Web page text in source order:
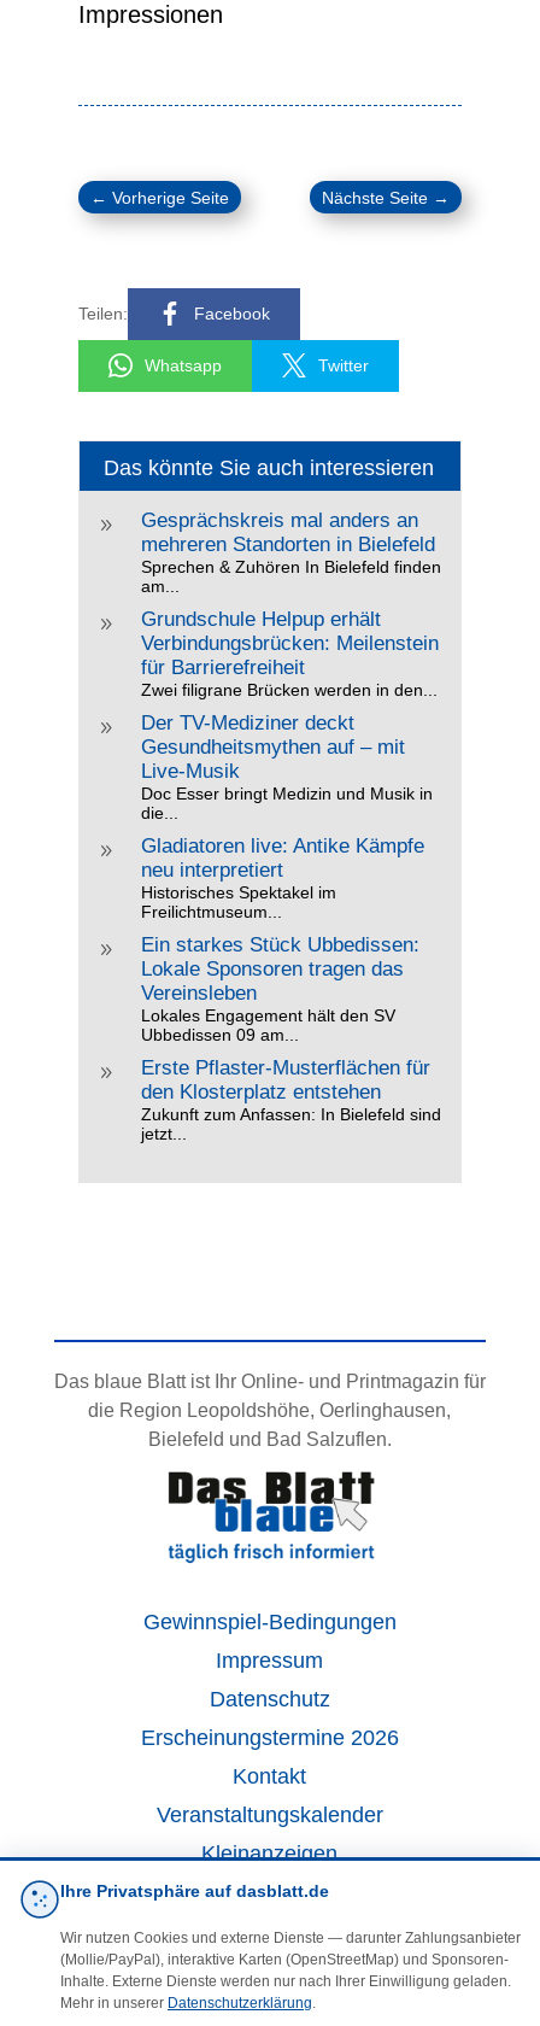
Das könnte Sie auch interessieren
9
Gesprächskreis mal anders an
mehreren Standorten in Bielefeld
Sprechen & Zuhören In Bielefeld finden
am...
9
Grundschule Helpup erhält
Verbindungsbrücken: Meilenstein
für Barrierefreiheit
Zwei filigrane Brücken werden in den...
9
Der TV-Mediziner deckt
Gesundheitsmythen auf – mit
Live-Musik
Doc Esser bringt Medizin und Musik in
die...
9
Gladiatoren live: Antike Kämpfe
neu interpretiert
Historisches Spektakel im
Freilichtmuseum...
9
Ein starkes Stück Ubbedissen:
Lokale Sponsoren tragen das
Vereinsleben
Lokales Engagement hält den SV
Ubbedissen 09 am...
9
Erste Pflaster-Musterflächen für
den Klosterplatz entstehen
Zukunft zum Anfassen: In Bielefeld sind
jetzt...
Impressionen
← Vorherige Seite Nächste Seite →
Teilen: Facebook
Whatsapp Twitter
Das blaue Blatt ist Ihr Online- und Printmagazin für
die Region Leopoldshöhe, Oerlinghausen,
Bielefeld und Bad Salzuflen.
Gewinnspiel-Bedingungen
Impressum
Datenschutz
Erscheinungstermine 2026
Kontakt
Veranstaltungskalender
Kleinanzeigen
Folgen Sie uns!
Ihre Privatsphäre auf dasblatt.de
Wir nutzen Cookies und externe Dienste — darunter Zahlungsanbieter
(Mollie/PayPal), interaktive Karten (OpenStreetMap) und Sponsoren-
Inhalte. Externe Dienste werden nur nach Ihrer Einwilligung geladen.
Mehr in unserer Datenschutzerklärung.